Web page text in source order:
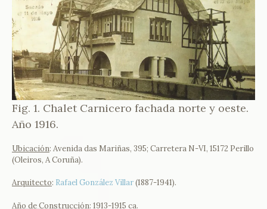
Fig. 1. Chalet Carnicero fachada norte y oeste.
Año 1916.
Ubicación: Avenida das Mariñas, 395; Carretera N-VI, 15172 Perillo
(Oleiros, A Coruña).
Arquitecto: Rafael González Villar(1887-1941).
Año de Construcción: 1913-1915 ca.